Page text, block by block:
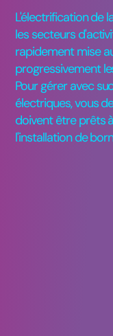
L'électrification de
les secteurs
rapidement mise
progressivement
Pour gérer avec
électriques, vous
doivent être prêts
l'installation de